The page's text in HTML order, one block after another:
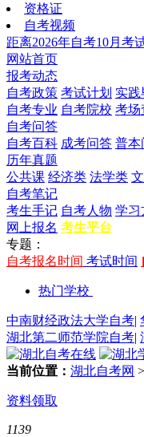
资格证
自考视频
距离2026年自考10月考
网站首页
报考动态
自考政策 考试计划 实践
自考专业 自考院校 考场
自考问答
自考百科 成考问答 普本
历年真题
公共课 经济类 法学类
自考笔记
考生手记 自考人物 学习
网上报名 考生平台
专题：
自考报名时间 考试时间
热门学校
中南财经政法大学自考|
湖北第二师范学院自考|
当前位置： 湖北自考网 >
资料领取
1139